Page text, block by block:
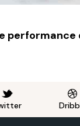
performance